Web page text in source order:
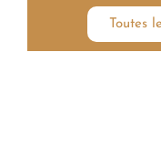
Toutes